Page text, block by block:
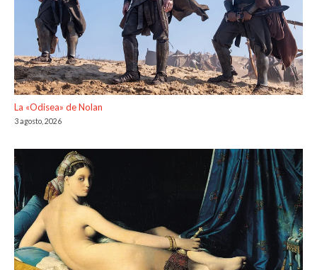
La «Odisea» de Nolan
3 agosto, 2026